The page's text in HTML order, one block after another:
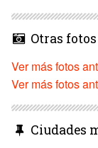
Otras
Ver más fotos
Ver más fotos
Ciudades